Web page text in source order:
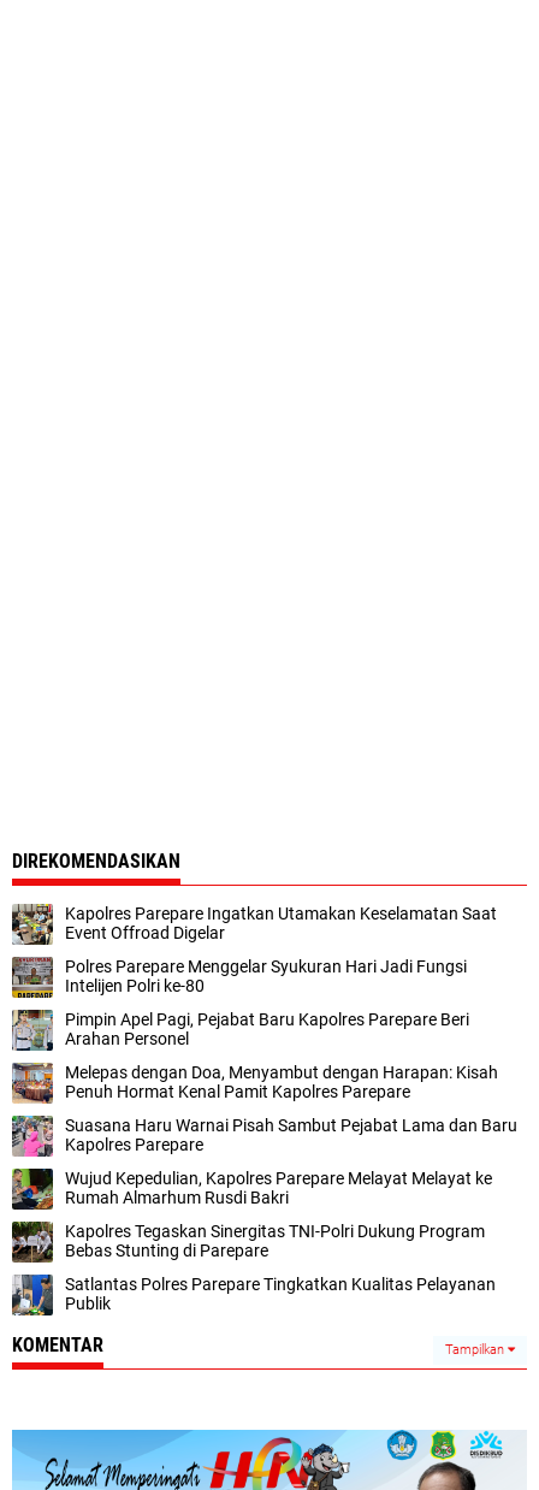
DIREKOMENDASIKAN
Kapolres Parepare Ingatkan Utamakan Keselamatan Saat
Event Offroad Digelar
Polres Parepare Menggelar Syukuran Hari Jadi Fungsi
Intelijen Polri ke-80
Pimpin Apel Pagi, Pejabat Baru Kapolres Parepare Beri
Arahan Personel
Melepas dengan Doa, Menyambut dengan Harapan: Kisah
Penuh Hormat Kenal Pamit Kapolres Parepare
Suasana Haru Warnai Pisah Sambut Pejabat Lama dan Baru
Kapolres Parepare
Wujud Kepedulian, Kapolres Parepare Melayat Melayat ke
Rumah Almarhum Rusdi Bakri
Kapolres Tegaskan Sinergitas TNI-Polri Dukung Program
Bebas Stunting di Parepare
Satlantas Polres Parepare Tingkatkan Kualitas Pelayanan
Publik
KOMENTAR Tampilkan